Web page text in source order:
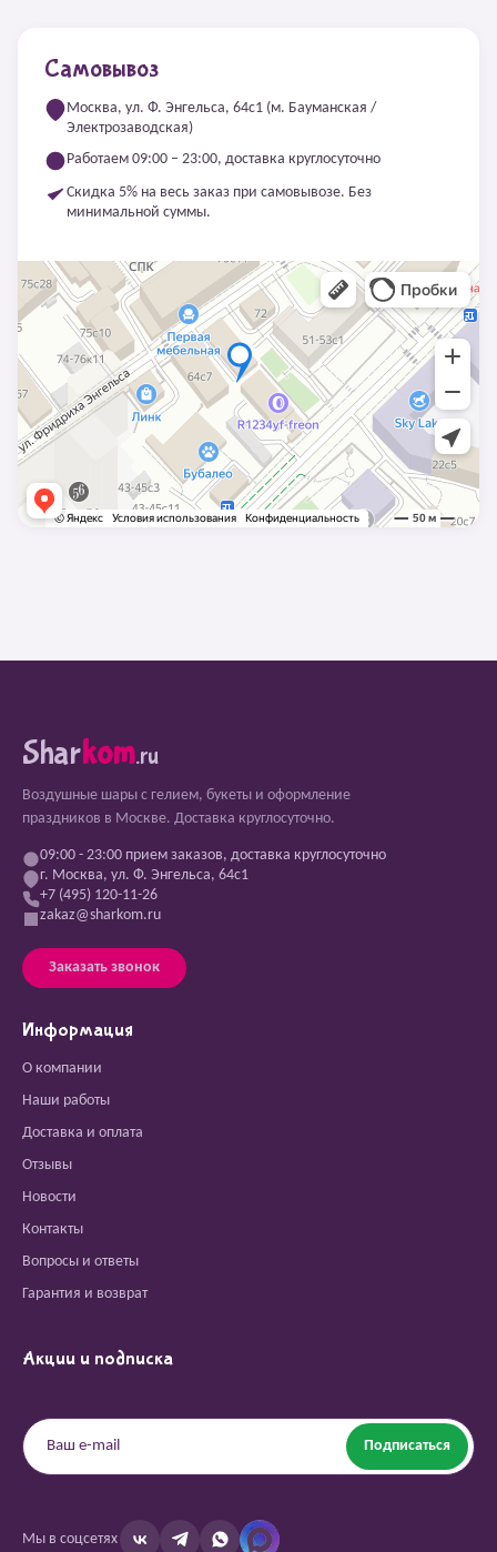
Самовывоз
Москва, ул. Ф. Энгельса, 64с1 (м. Бауманская /
Электрозаводская)
Работаем 09:00 – 23:00, доставка круглосуточно
Скидка 5% на весь заказ при самовывозе. Без
минимальной суммы.
Sharkom.ru
Воздушные шары с гелием, букеты и оформление
праздников в Москве. Доставка круглосуточно.
09:00 - 23:00 прием заказов, доставка круглосуточно
г. Москва, ул. Ф. Энгельса, 64с1
+7 (495) 120-11-26
zakaz@sharkom.ru
Заказать звонок
Информация
О компании
Наши работы
Доставка и оплата
Отзывы
Новости
Контакты
Вопросы и ответы
Гарантия и возврат
Акции и подписка
Подписаться
Мы в соцсетях